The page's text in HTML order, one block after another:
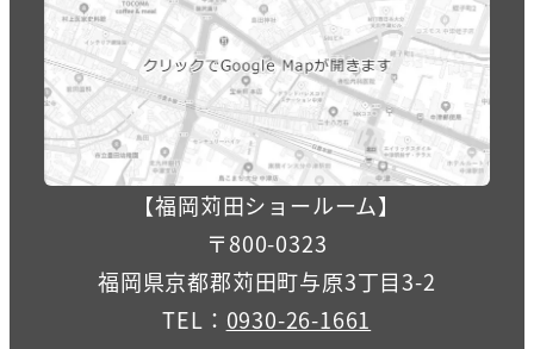
【福岡苅田ショールーム】
〒800-0323
福岡県京都郡苅田町与原3丁目3-2
TEL： 0930-26-1661